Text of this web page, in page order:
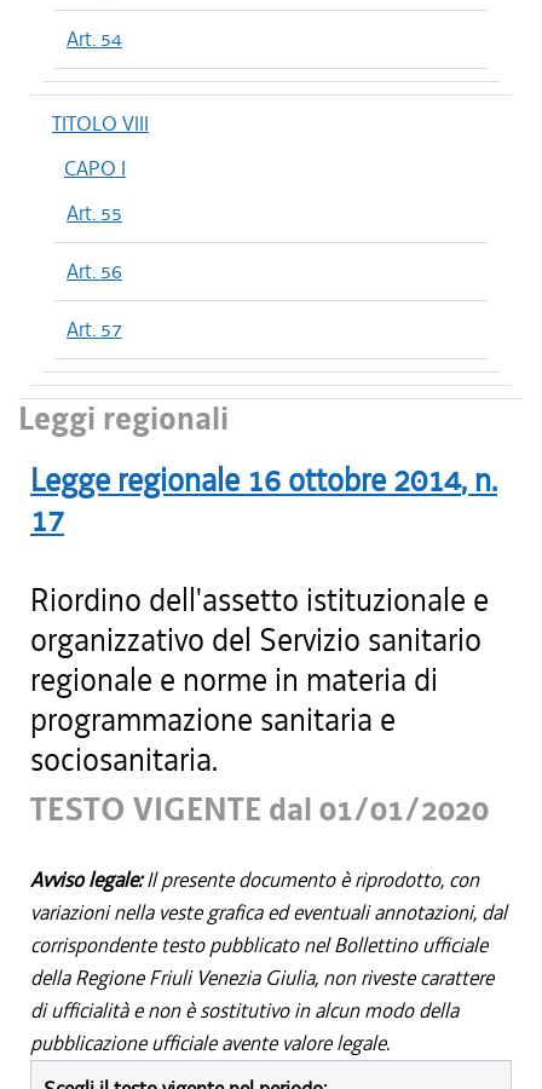
Art. 54
TITOLO VIII
CAPO I
Art. 55
Art. 56
Art. 57
Leggi regionali
Legge regionale 16 ottobre 2014, n.
17
Riordino dell'assetto istituzionale e
organizzativo del Servizio sanitario
regionale e norme in materia di
programmazione sanitaria e
sociosanitaria.
TESTO VIGENTE dal 01/01/2020
Avviso legale:Il presente documento è riprodotto, con
variazioni nella veste grafica ed eventuali annotazioni, dal
corrispondente testo pubblicato nel Bollettino ufficiale
della Regione Friuli Venezia Giulia, non riveste carattere
di ufficialità e non è sostitutivo in alcun modo della
pubblicazione ufficiale avente valore legale.